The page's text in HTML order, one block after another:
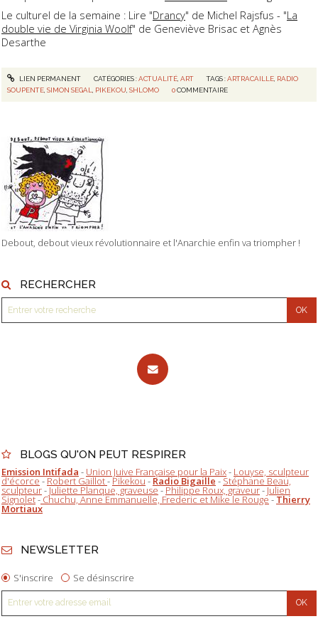
Debout, debout vieux révolutionnaire et l'Anarchie enfin va triompher !
RECHERCHER
BLOGS QU'ON PEUT RESPIRER
Emission Intifada - Union Juive Française pour la Paix- Louyse, sculpteur
d'écorce-Robert Gaillot-Pikekou-Radio Bigaille-Stéphane Beau,
sculpteur-Juliette Planque, graveuse-Philippe Roux, graveur-Julien
Signolet-Chuchu, Anne Emmanuelle, Frederic et Mike le Rouge-Thierry
Mortiaux
NEWSLETTER
S'inscrire Se désinscrire
Le culturel de la semaine : Lire "Drancy" de Michel Rajsfus - "La
double vie de Virginia Woolf" de Geneviève Brisac et Agnès
Desarthe
LIEN PERMANENT CATÉGORIES :ACTUALITÉ, ART TAGS :ARTRACAILLE, RADIO
SOUPENTE,SIMON SEGAL, PIKEKOU,SHLOMO 0 COMMENTAIRE